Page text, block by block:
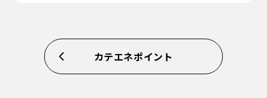
カテエネポイント